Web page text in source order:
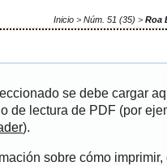
Inicio > Núm. 51 (35) > Roa
se debe cargar
de lectura de PDF (por
).
sobre cómo